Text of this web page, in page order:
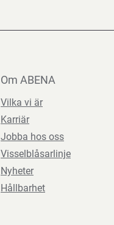
Om ABENA
Vilka vi är
Karriär
Jobba hos oss
Visselblåsarlinje
Nyheter
Hållbarhet